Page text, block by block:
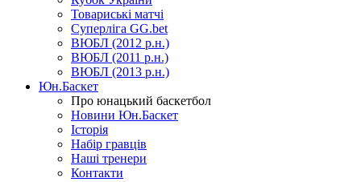
Товариські матчі
Суперліга GG.bet
ВЮБЛ (2012 р.н.)
ВЮБЛ (2011 р.н.)
ВЮБЛ (2013 р.н.)
Юн.Баскет
Про юнацький баскетбол
Новини Юн.Баскет
Історія
Набір гравців
Наші тренери
Контакти